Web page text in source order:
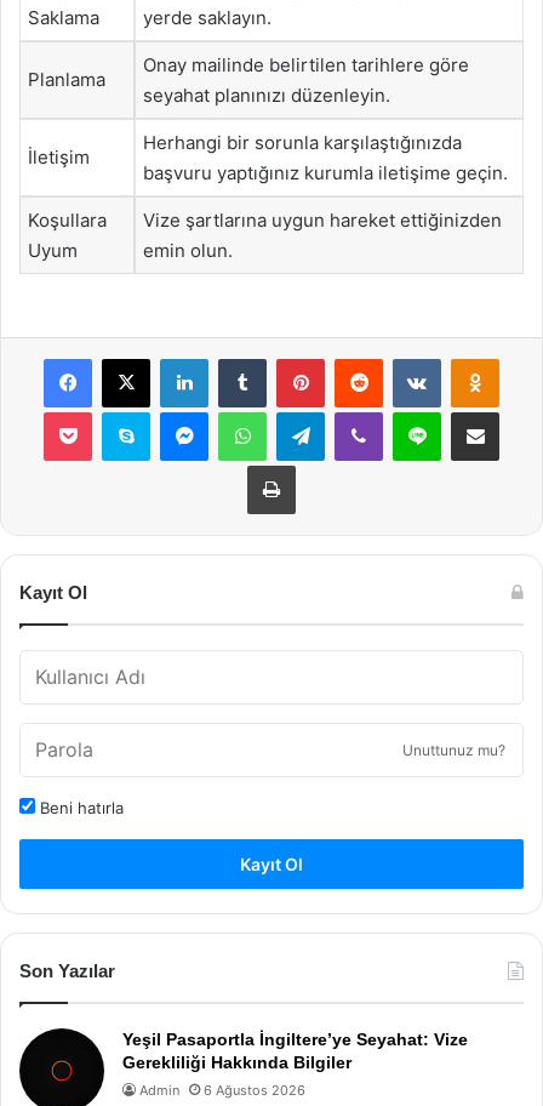
Saklama
yerde saklayın.
Planlama
Onay mailinde belirtilen tarihlere göre
seyahat planınızı düzenleyin.
İletişim
Herhangi bir sorunla karşılaştığınızda
başvuru yaptığınız kurumla iletişime geçin.
Koşullara
Uyum
Vize şartlarına uygun hareket ettiğinizden
emin olun.
Facebook
X LinkedInTumblr PinterestReddit VKontakte
Pocket Skype MessengerWhatsAppTelegramViber Line E-Posta ile
Yazdır
Kayıt Ol
Unuttunuz mu?
Beni hatırla
Kayıt Ol
Son Yazılar
Yeşil Pasaportla İngiltere’ye Seyahat: Vize
Gerekliliği Hakkında Bilgiler
Admin 6 Ağustos 2026